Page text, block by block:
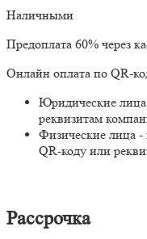
Наличными
Предоплата 60% через
Онлайн оплата по QR-
Юридические лица
реквизитам
Физические лица -
QR-коду или
Рассрочка